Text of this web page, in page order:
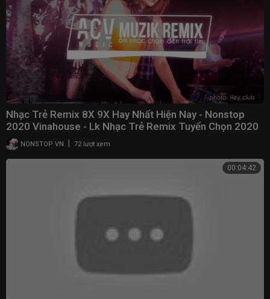
Nhạc Trẻ Remix 8X 9X Hay Nhất Hiện Nay - Nonstop
2020 Vinahouse - Lk Nhạc Trẻ Remix Tuyển Chọn 2020
NONSTOP VN 72 lượt xem
00:04:42